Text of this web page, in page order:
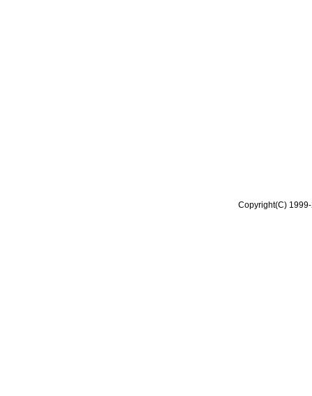
Copyright(C)